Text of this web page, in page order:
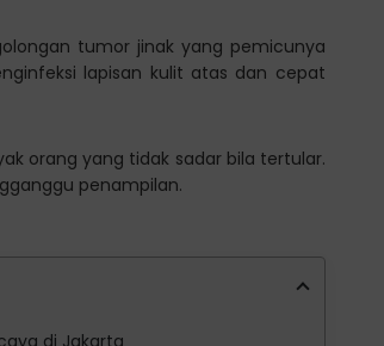
tumor jinak yang pemicunya
lapisan kulit atas dan cepat
orang yang tidak sadar bila tertular.
penampilan.
di Jakarta